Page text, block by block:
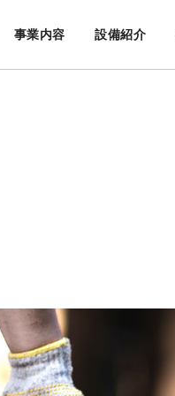
事業内容 設備紹介